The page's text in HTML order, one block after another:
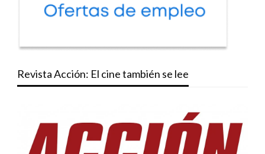
Revista Acción: El cine también se lee